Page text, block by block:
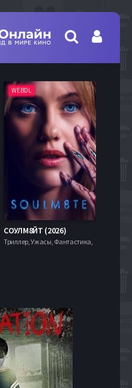
WEBDL
СОУЛМ8ЙТ (2026)
Триллер, Ужасы, Фантастика,